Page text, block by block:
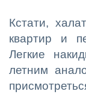
Кстати,
квартир и
Легкие
летним